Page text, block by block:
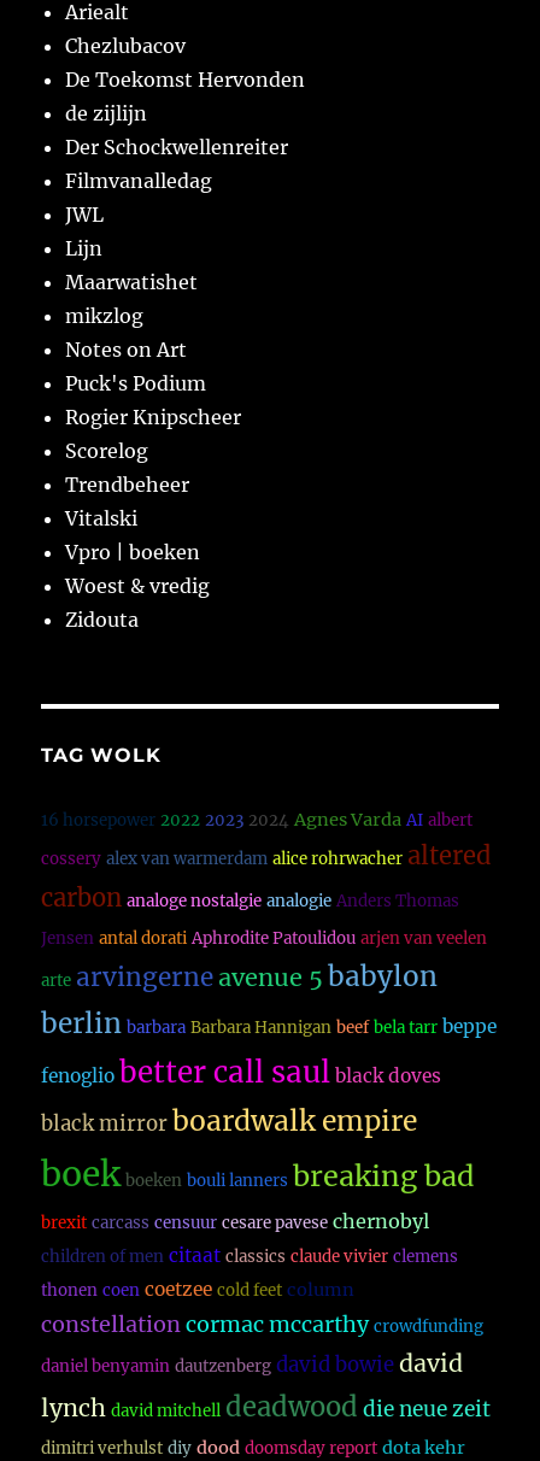
Ariealt
Chezlubacov
De Toekomst Hervonden
de zijlijn
Der Schockwellenreiter
Filmvanalledag
JWL
Lijn
Maarwatishet
mikzlog
Notes on Art
Puck's Podium
Rogier Knipscheer
Scorelog
Trendbeheer
Vitalski
Vpro | boeken
Woest & vredig
Zidouta
TAG WOLK
16 horsepower 2022 2023 2024 Agnes Varda AI albert
cossery alex van warmerdam alice rohrwacher altered
carbon analoge nostalgie analogie Anders Thomas
Jensen antal dorati Aphrodite Patoulidou arjen van veelen
arte arvingerne avenue 5 babylon
berlin barbara Barbara Hannigan beef bela tarr beppe
fenoglio better call saul black doves
black mirror boardwalk empire
boek boeken bouli lanners breaking bad
brexit carcass censuur cesare pavese chernobyl
children of men citaat classics claude vivier clemens
thonen coen coetzee cold feet column
constellationcormac mccarthy crowdfunding
daniel benyamin dautzenberg david bowie david
lynch david mitchell deadwood die neue zeit
dimitri verhulst diy dood doomsday report dota kehr